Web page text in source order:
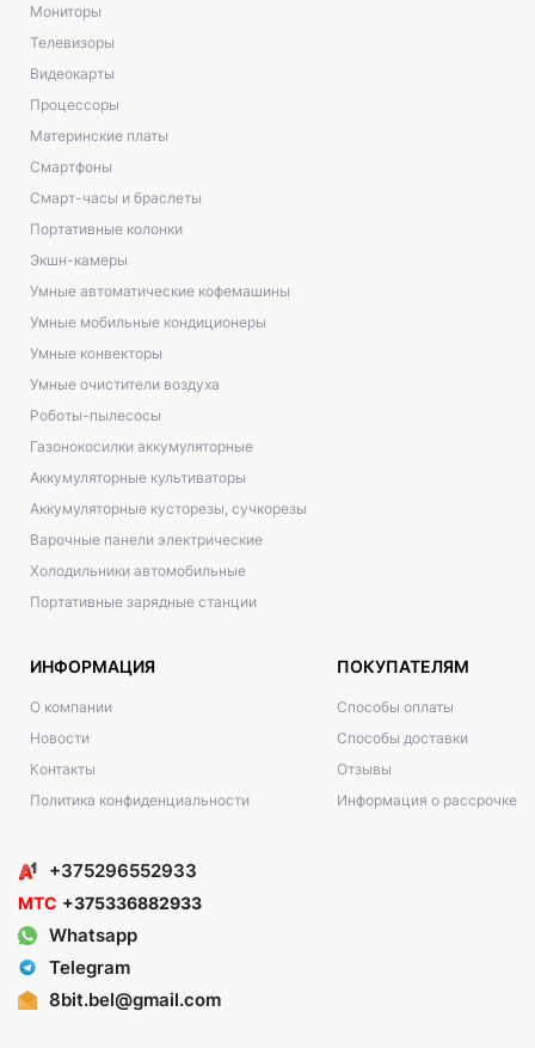
Мониторы
Телевизоры
Видеокарты
Процессоры
Материнские платы
Смартфоны
Смарт-часы и браслеты
Портативные колонки
Экшн-камеры
Умные автоматические кофемашины
Умные мобильные кондиционеры
Умные конвекторы
Умные очистители воздуха
Роботы-пылесосы
Газонокосилки аккумуляторные
Аккумуляторные культиваторы
Аккумуляторные кусторезы, сучкорезы
Варочные панели электрические
Холодильники автомобильные
Портативные зарядные станции
ИНФОРМАЦИЯ
О компании
Новости
Контакты
Политика конфиденциальности
ПОКУПАТЕЛЯМ
Способы оплаты
Способы доставки
Отзывы
Информация о рассрочке
+375296552933
МТС +375336882933
Whatsapp
Telegram
8bit.bel@gmail.com